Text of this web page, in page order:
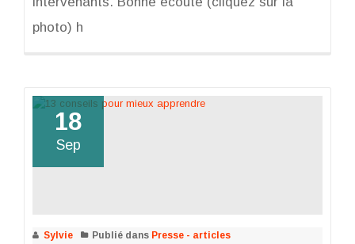
photo) h
18
Sep
Sylvie Publié dans Presse - articles